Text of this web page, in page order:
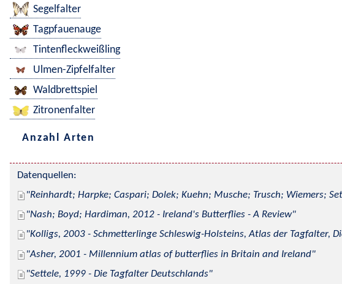
Segelfalter
Tagpfauenauge
Tintenfleckweißling
Ulmen-Zipfelfalter
Waldbrettspiel
Zitronenfalter
Anzahl Arten
Datenquellen:
Reinhardt; Harpke; Caspari; Dolek; Kuehn; Musche; Trusch; Wiemers;
Nash; Boyd; Hardiman, 2012 - Ireland's Butterflies - A Review
Kolligs, 2003 - Schmetterlinge Schleswig-Holsteins, Atlas der Tagfalter,
Asher, 2001 - Millennium atlas of butterflies in Britain and Ireland
Settele, 1999 - Die Tagfalter Deutschlands